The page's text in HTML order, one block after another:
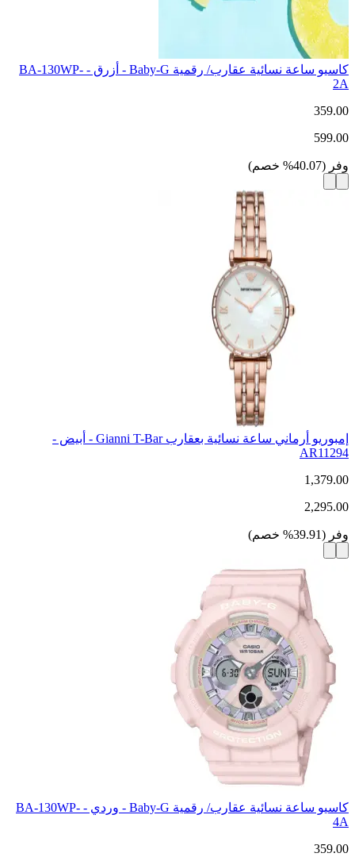
كاسيو ساعة نسائية عقارب/ رقمية Baby-G - أزرق - BA-130WP-
2A
359.00
599.00
وفر (
40.07
% خصم)
إمبوريو أرماني ساعة نسائية بعقارب Gianni T-Bar - أبيض -
AR11294
1,379.00
2,295.00
وفر (
39.91
% خصم)
كاسيو ساعة نسائية عقارب/ رقمية Baby-G - وردي - BA-130WP-
4A
359.00